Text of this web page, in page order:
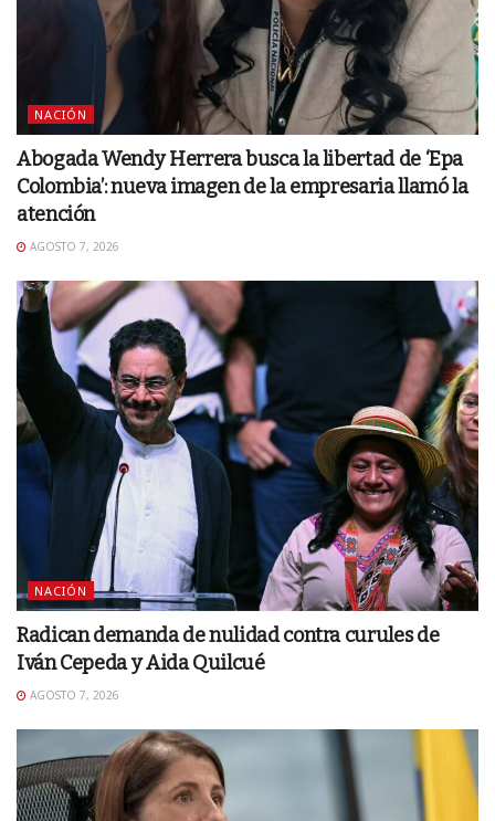
NACIÓN
Abogada Wendy Herrera busca la libertad de ‘Epa
Colombia’: nueva imagen de la empresaria llamó la
atención
AGOSTO 7, 2026
NACIÓN
Radican demanda de nulidad contra curules de
Iván Cepeda y Aida Quilcué
AGOSTO 7, 2026